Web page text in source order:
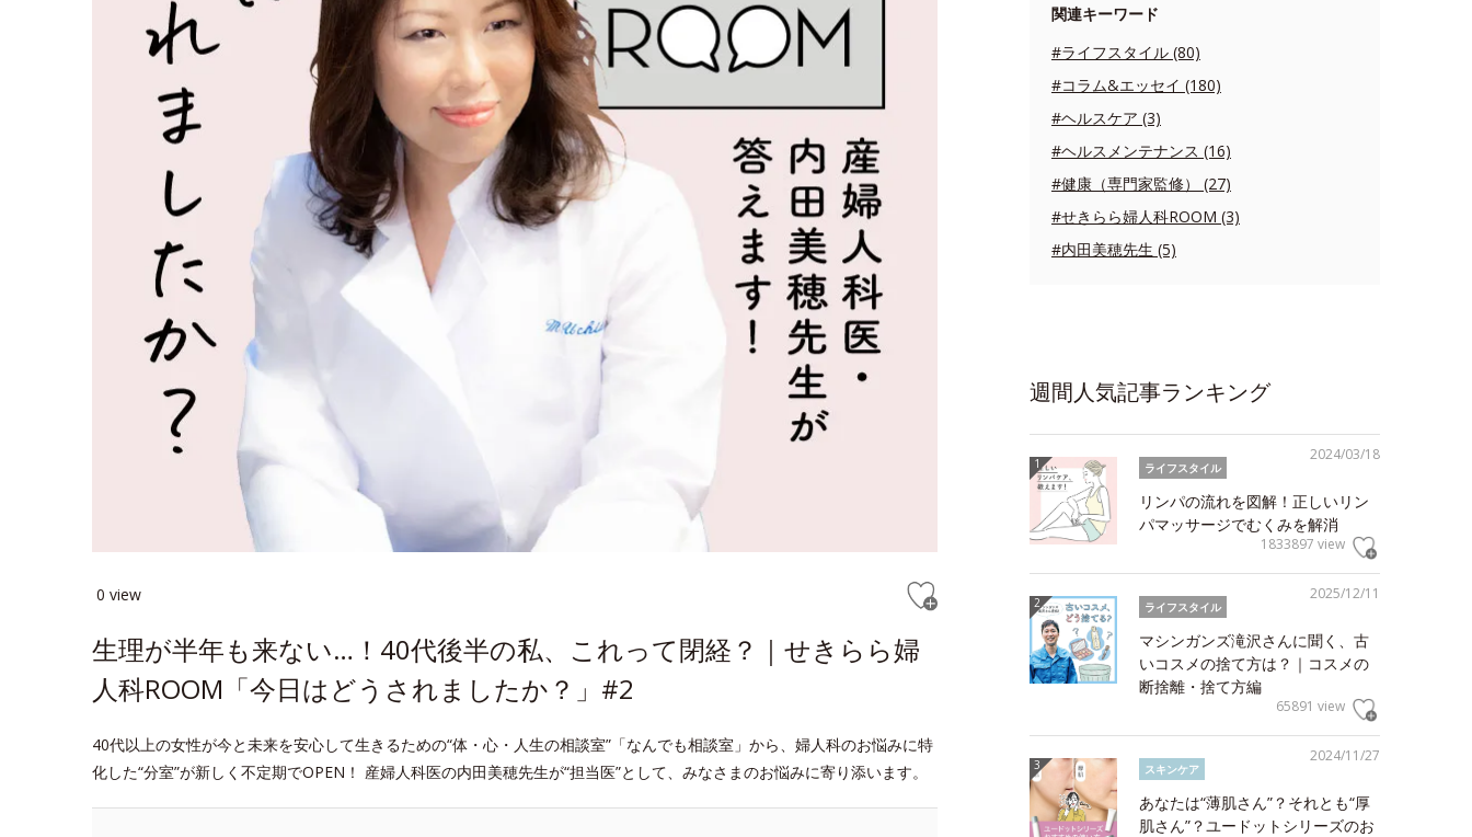
0 view
生理が半年も来ない…！40代後半の私、これって閉経？｜せきらら婦
人科ROOM「今日はどうされましたか？」#2
40代以上の女性が今と未来を安心して生きるための“体・心・人生の相談室”「なんでも相談室」から、婦人科のお悩みに特
化した“分室”が新しく不定期でOPEN！ 産婦人科医の内田美穂先生が“担当医”として、みなさまのお悩みに寄り添います。
関連キーワード
#ライフスタイル (80)
#コラム&エッセイ (180)
#ヘルスケア (3)
#ヘルスメンテナンス (16)
#健康（専門家監修） (27)
#せきらら婦人科ROOM (3)
#内田美穂先生 (5)
週間人気記事ランキング
2024/03/18
ライフスタイル
リンパの流れを図解！正しいリン
パマッサージでむくみを解消
1833897 view
2025/12/11
ライフスタイル
マシンガンズ滝沢さんに聞く、古
いコスメの捨て方は？｜コスメの
断捨離・捨て方編
65891 view
2024/11/27
スキンケア
あなたは“薄肌さん”？それとも“厚
肌さん”？ユードットシリーズのお